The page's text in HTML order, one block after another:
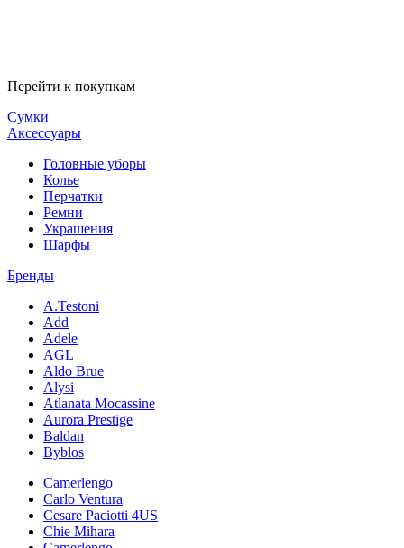
Перейти к покупкам
Сумки
Аксессуары
Головные уборы
Колье
Перчатки
Ремни
Украшения
Шарфы
Бренды
A.Testoni
Add
Adele
AGL
Aldo Brue
Alysi
Atlanata Mocassine
Aurora Prestige
Baldan
Byblos
Camerlengo
Carlo Ventura
Cesare Paciotti 4US
Chie Mihara